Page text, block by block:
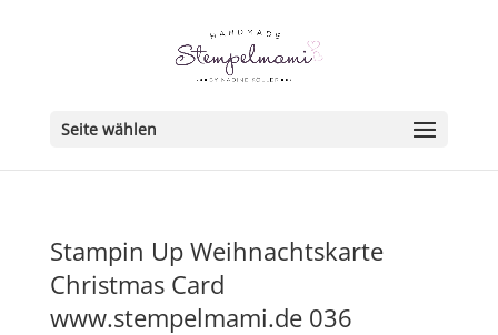
Seite wählen
Stampin Up Weihnachtskarte
Christmas Card
www.stempelmami.de 036